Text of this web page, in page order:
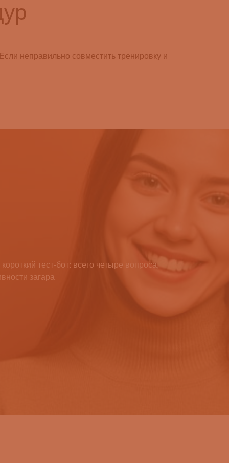
неправильно совместить тренировку и
тест-бот: всего четыре вопроса,
загара